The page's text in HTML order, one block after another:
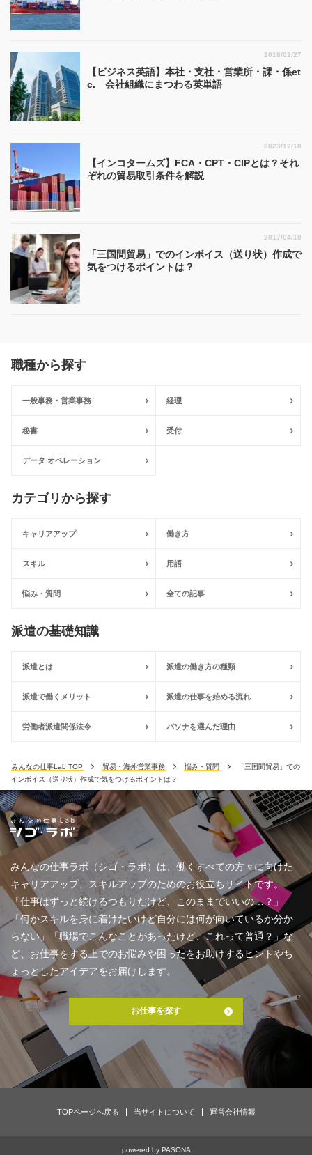
【ビジネス英語】本社・支社・営業所・課・係et
c. 会社組織にまつわる英単語
2018/02/27
【インコタームズ】FCA・CPT・CIPとは？それ
ぞれの貿易取引条件を解説
2023/12/18
「三国間貿易」でのインボイス（送り状）作成で
気をつけるポイントは？
2017/04/10
職種から探す
一般事務・営業事務 経理
秘書 受付
データ オペレーション
カテゴリから探す
キャリアアップ 働き方
スキル 用語
悩み・質問 全ての記事
派遣の基礎知識
派遣とは 派遣の働き方の種類
派遣で働くメリット 派遣の仕事を始める流れ
労働者派遣関係法令 パソナを選んだ理由
みんなの仕事Lab TOP 貿易・海外営業事務 悩み・質問
「三国間貿易」での
インボイス（送り状）作成で気をつけるポイントは？
みんなの仕事ラボ（シゴ・ラボ）は、働くすべての方々に向けた
キャリアアップ、スキルアップのためのお役立ちサイトです。
「仕事はずっと続けるつもりだけど、このままでいいの…？」
「何かスキルを身に着けたいけど自分には何が向いているか分か
らない」「職場でこんなことがあったけど、これって普通？」な
ど、お仕事をする上でのお悩みや困ったをお助けするヒントやち
ょっとしたアイデアをお届けします。
お仕事を探す
TOPページへ戻る 当サイトについて 運営会社情報
powered by PASONA